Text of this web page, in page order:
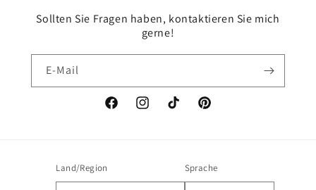
Sollten Sie Fragen haben, kontaktieren Sie mich
gerne!
E-Mail
FacebookInstagramTikTok Pinterest
Land/Region Sprache